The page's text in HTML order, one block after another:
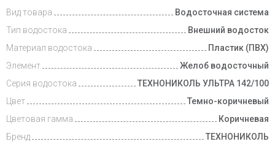
Вид товара
Водосточная система
Тип водостока
Внешний водосток
Материал водостока
Пластик (ПВХ)
Элемент
Желоб водосточный
Серия водостока
ТЕХНОНИКОЛЬ УЛЬТРА 142/100
Цвет
Темно-коричневый
Цветовая гамма
Коричневая
Бренд
ТЕХНОНИКОЛЬ